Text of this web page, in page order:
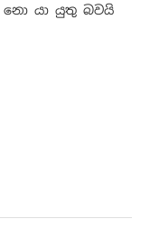
යා යුතු බවයි